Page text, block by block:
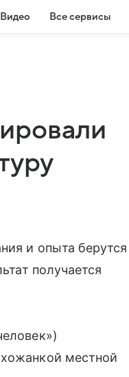
Видео Все сервисы
и опыта берутся
получается
местной